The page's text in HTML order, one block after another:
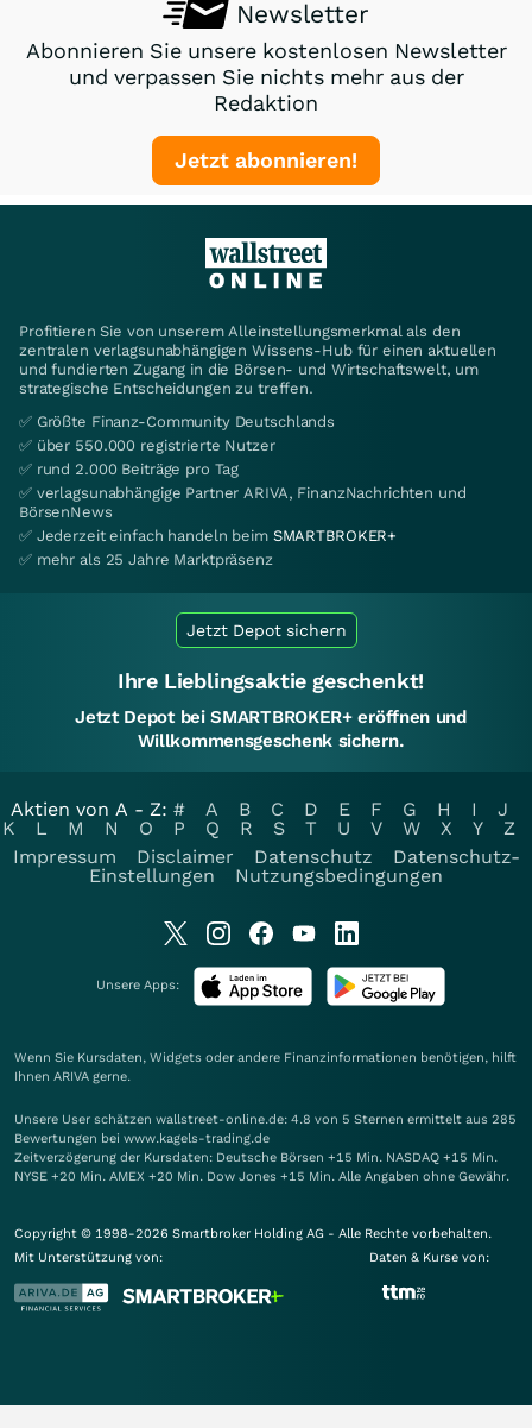
Newsletter
Abonnieren Sie unsere kostenlosen Newsletter
und verpassen Sie nichts mehr aus der
Redaktion
Jetzt abonnieren!
Profitieren Sie von unserem Alleinstellungsmerkmal als den
zentralen verlagsunabhängigen Wissens-Hub für einen aktuellen
und fundierten Zugang in die Börsen- und Wirtschaftswelt, um
strategische Entscheidungen zu treffen.
✅ Größte Finanz-Community Deutschlands
✅ über 550.000 registrierte Nutzer
✅ rund 2.000 Beiträge pro Tag
✅ verlagsunabhängige Partner ARIVA, FinanzNachrichten und
BörsenNews
✅ Jederzeit einfach handeln beim SMARTBROKER+
✅ mehr als 25 Jahre Marktpräsenz
Jetzt Depot sichern
Ihre Lieblingsaktie geschenkt!
Jetzt Depot bei SMARTBROKER+ eröffnen und
Willkommensgeschenk sichern.
Aktien von A - Z: # A B C D E F G H I
J
K
L M N O P Q R S T U V W X Y
Z
Impressum
Disclaimer Datenschutz
Datenschutz-
Einstellungen
Nutzungsbedingungen
Unsere Apps:
Wenn Sie Kursdaten, Widgets oder andere Finanzinformationen benötigen, hilft
Ihnen ARIVA gerne.
Unsere User schätzen wallstreet-online.de: 4.8 von 5 Sternen ermittelt aus 285
Bewertungen bei www.kagels-trading.de
Zeitverzögerung der Kursdaten: Deutsche Börsen +15 Min. NASDAQ +15 Min.
NYSE +20 Min. AMEX +20 Min. Dow Jones +15 Min. Alle Angaben ohne Gewähr.
Copyright © 1998-2026 Smartbroker Holding AG - Alle Rechte vorbehalten.
Mit Unterstützung von:
Daten & Kurse von: